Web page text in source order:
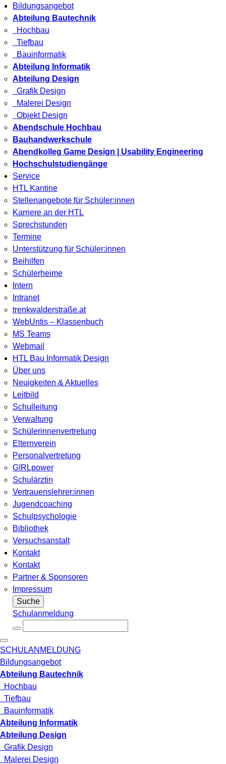
Bildungsangebot
Abteilung Bautechnik
Hochbau
Tiefbau
Bauinformatik
Abteilung Informatik
Abteilung Design
Grafik Design
Malerei Design
Objekt Design
Abendschule Hochbau
Bauhandwerkschule
Abendkolleg Game Design | Usability Engineering
Hochschulstudiengänge
Service
HTL Kantine
Stellenangebote für Schüler:innen
Karriere an der HTL
Sprechstunden
Termine
Unterstützung für Schüler:innen
Beihilfen
Schülerheime
Intern
Intranet
trenkwalderstraße.at
WebUntis – Klassenbuch
MS Teams
Webmail
HTL Bau Informatik Design
Über uns
Neuigkeiten & Aktuelles
Leitbild
Schulleitung
Verwaltung
Schülerinnenvertretung
Elternverein
Personalvertretung
G!RLpower
Schulärztin
Vertrauenslehrer:innen
Jugendcoaching
Schulpsychologie
Bibliothek
Versuchsanstalt
Kontakt
Kontakt
Partner & Sponsoren
Impressum
Suche
Schulanmeldung
SCHULANMELDUNG
Bildungsangebot
Abteilung Bautechnik
Hochbau
Tiefbau
Bauinformatik
Abteilung Informatik
Abteilung Design
Grafik Design
Malerei Design